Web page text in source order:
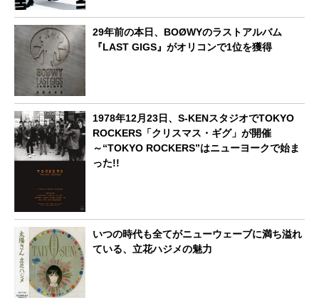
29年前の本日、BOØWYのラストアルバム
『LAST GIGS』がオリコンで1位を獲得
1978年12月23日、S-KENスタジオでTOKYO
ROCKERS「クリスマス・ギグ」が開催
～“TOKYO ROCKERS”はニューヨークで始ま
った!!
いつの時代も全てがニューウェーブに満ち溢れ
ている、立花ハジメの魅力